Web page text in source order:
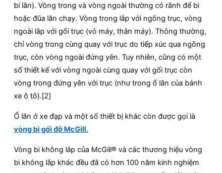
bi lăn). Vòng trong và vòng ngoài thường có rãnh để bi
hoặc đũa lăn chạy. Vòng trong lắp với ngõng trục, vòng
ngoài lắp với gối trục (vỏ máy, thân máy). Thông thường,
chỉ vòng trong cùng quay với trục do tiếp xúc qua ngõng
trục, còn vòng ngoài đứng yên. Tuy nhiên, cũng có một
số thiết kế với vòng ngoài cùng quay với gối trục còn
vòng trong đứng yên với trục (như trong ổ lăn của bánh
xe ô tô).[2]
Ổ lăn ở xe đạp và một số thiết bị khác còn được gọi là
vòng bi gối đỡ McGill.
Vòng bi không lắp của McGill® và các thương hiệu vòng
bi không lắp khác đều đã có hơn 100 năm kinh nghiệm